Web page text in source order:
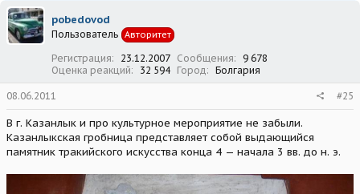
ц
и
и
pobedovod
Пользователь Авторитет
Регистрация 23.12.2007 Сообщения
9 678
Оценка реакций
32 594 Город Болгария
08.06.2011 #25
В г. Казанлык и про культурное мероприятие не забыли.
Казанлыкская гробница представляет собой выдающийся
памятник тракийского искусства конца 4 — начала 3 вв. до н. э.